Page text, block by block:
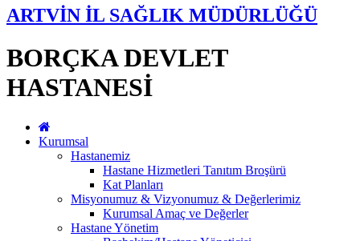
ARTVİN İL SAĞLIK MÜDÜRLÜĞÜ
BORÇKA DEVLET
HASTANESİ
Kurumsal
Hastanemiz
Hastane Hizmetleri Tanıtım Broşürü
Kat Planları
Misyonumuz & Vizyonumuz & Değerlerimiz
Kurumsal Amaç ve Değerler
Hastane Yönetim